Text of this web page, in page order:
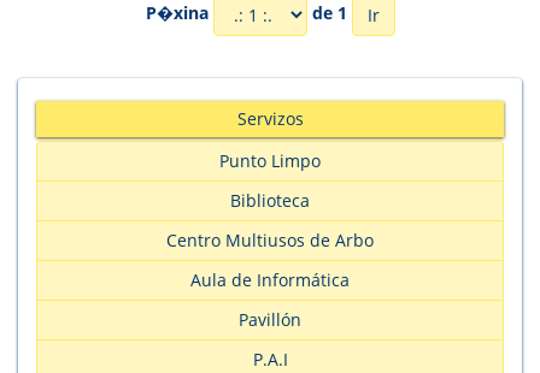
P�xina de 1
Servizos
Punto Limpo
Biblioteca
Centro Multiusos de Arbo
Aula de Informática
Pavillón
P.A.I